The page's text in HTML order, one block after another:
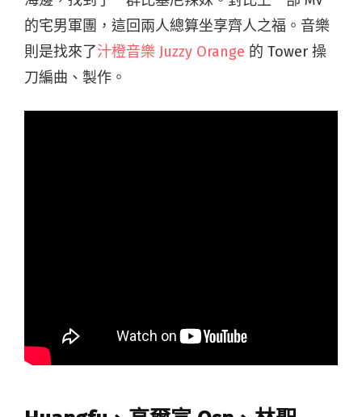
的宅男軍團，這回兩人總算坐享齊人之福。音樂
則是找來了汁橙音樂 Juzzy Orange 的 Tower 操
刀編曲、製作。